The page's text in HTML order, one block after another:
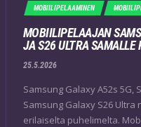
MOBIILIPELAAMINEN
MOBIILIPELAAJAN
JA S26 ULTRA SAMALLE
25.5.2026
Samsung Galaxy A52s 5G,
Samsung Galaxy S26
erilaiselta puhelimelta.